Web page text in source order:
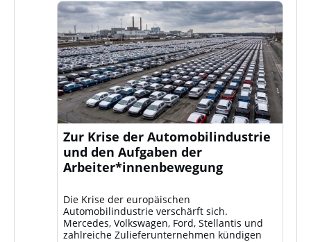
Zur Krise der Automobilindustrie
und den Aufgaben der
Arbeiter*innenbewegung
Die Krise der europäischen
Automobilindustrie verschärft sich.
Mercedes, Volkswagen, Ford, Stellantis und
zahlreiche Zulieferunternehmen kündigen